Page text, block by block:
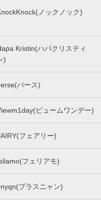
ノックノック)
Kristin(ハパクリスティ
)
パース)
ビュームワンデー)
フェアリー)
フェリアモ)
プラスニャン)